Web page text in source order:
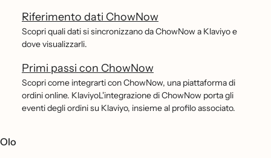
Riferimento dati ChowNow
Scopri quali dati si sincronizzano da ChowNow a Klaviyo e
dove visualizzarli.
Primi passi con ChowNow
Scopri come integrarti con ChowNow, una piattaforma di
ordini online. KlaviyoL'integrazione di ChowNow porta gli
eventi degli ordini su Klaviyo, insieme al profilo associato.
Olo